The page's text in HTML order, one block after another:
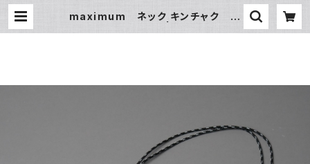
maximum ネック キンチャク □